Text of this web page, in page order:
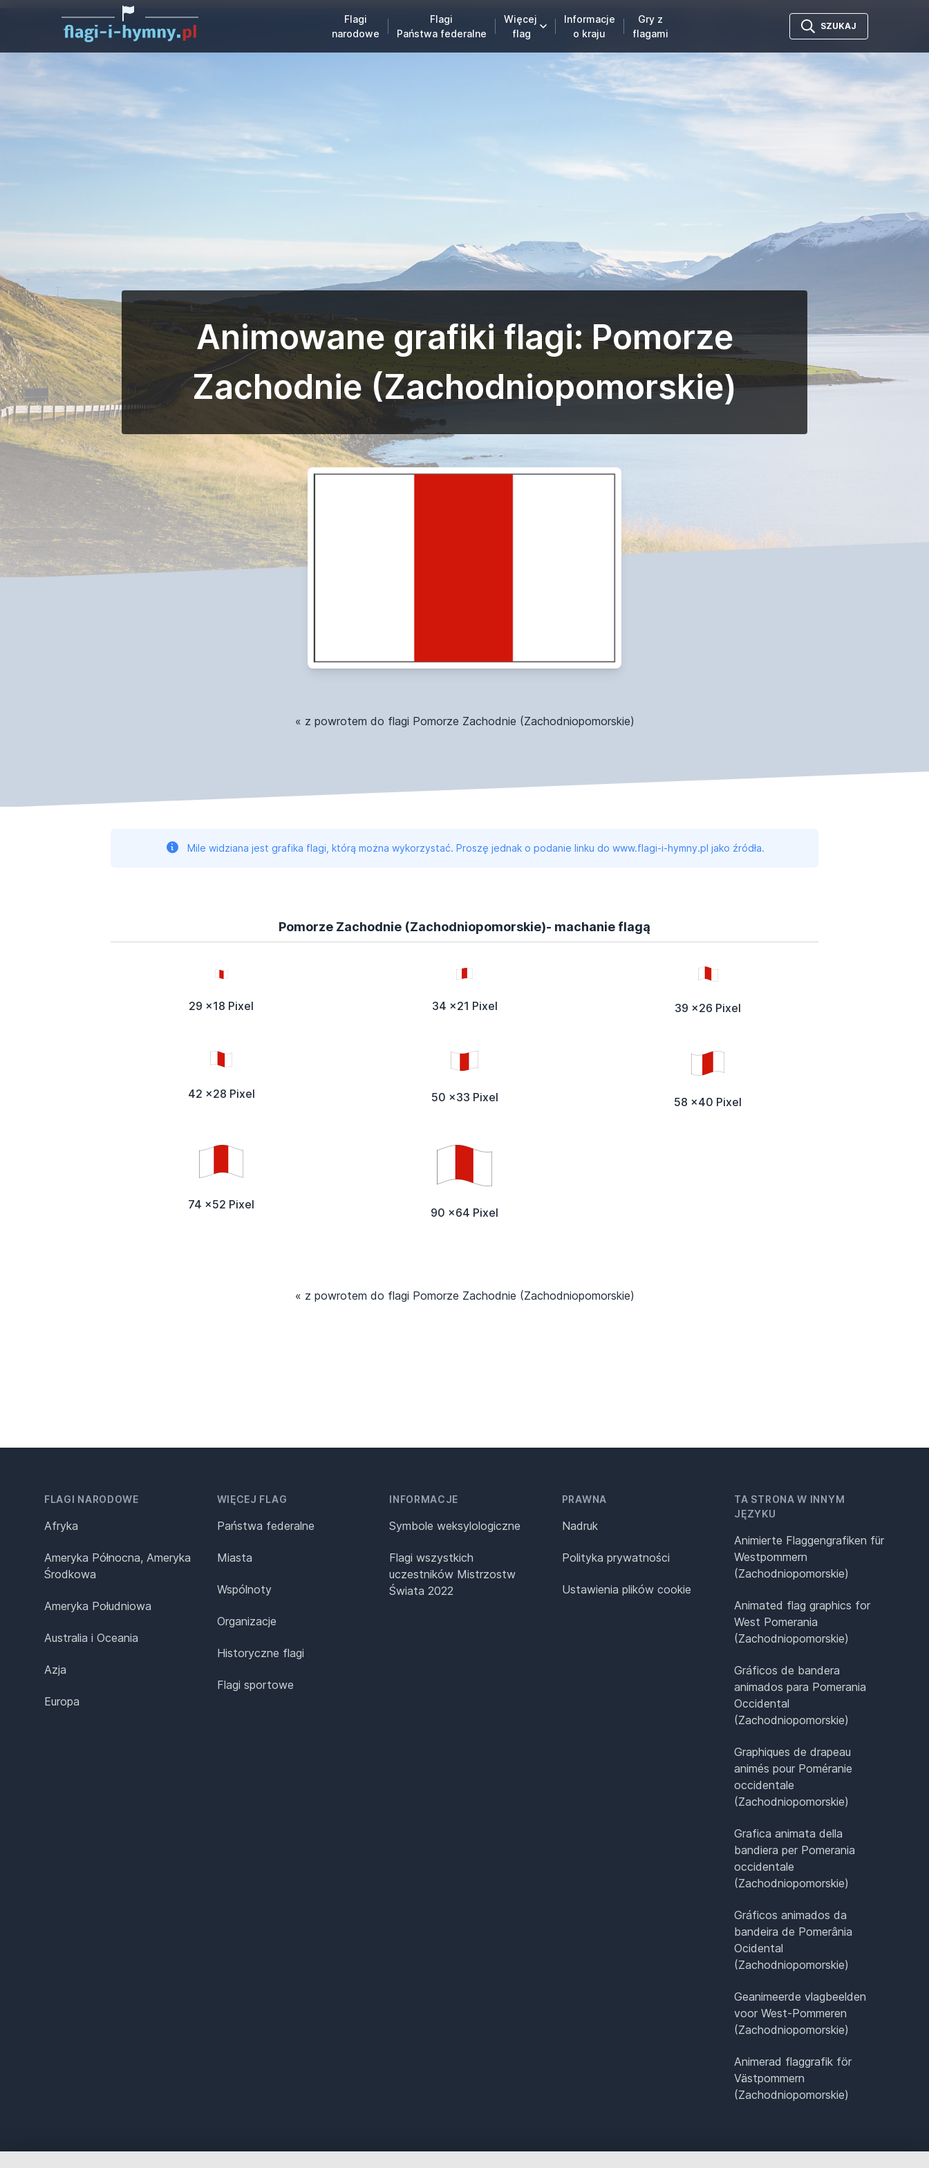
Flagi
narodowe
Flagi
Państwa federalne
Więcej
flag
Informacje
o kraju
Gry z
flagami
SZUKAJ
Animowane grafiki flagi: Pomorze
Zachodnie (Zachodniopomorskie)
« z powrotem do flagi Pomorze Zachodnie (Zachodniopomorskie)
Mile widziana jest grafika flagi, którą można wykorzystać. Proszę jednak o podanie linku do www.flagi-i-hymny.pl jako źródła.
Pomorze Zachodnie (Zachodniopomorskie)- machanie flagą
29 x18 Pixel 34 x21 Pixel 39 x26 Pixel
42 x28 Pixel 50 x33 Pixel 58 x40 Pixel
74 x52 Pixel
90 x64 Pixel
« z powrotem do flagi Pomorze Zachodnie (Zachodniopomorskie)
FLAGI NARODOWE
Afryka
Ameryka Północna, Ameryka
Środkowa
Ameryka Południowa
Australia i Oceania
Azja
Europa
WIĘCEJ FLAG
Państwa federalne
Miasta
Wspólnoty
Organizacje
Historyczne flagi
Flagi sportowe
INFORMACJE
Symbole weksylologiczne
Flagi wszystkich
uczestników Mistrzostw
Świata 2022
PRAWNA
Nadruk
Polityka prywatności
Ustawienia plików cookie
TA STRONA W INNYM
JĘZYKU
Animierte Flaggengrafiken für
Westpommern
(Zachodniopomorskie)
Animated flag graphics for
West Pomerania
(Zachodniopomorskie)
Gráficos de bandera
animados para Pomerania
Occidental
(Zachodniopomorskie)
Graphiques de drapeau
animés pour Poméranie
occidentale
(Zachodniopomorskie)
Grafica animata della
bandiera per Pomerania
occidentale
(Zachodniopomorskie)
Gráficos animados da
bandeira de Pomerânia
Ocidental
(Zachodniopomorskie)
Geanimeerde vlagbeelden
voor West-Pommeren
(Zachodniopomorskie)
Animerad flaggrafik för
Västpommern
(Zachodniopomorskie)